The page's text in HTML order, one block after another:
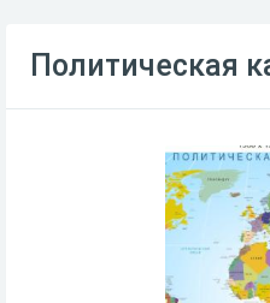
Политическая